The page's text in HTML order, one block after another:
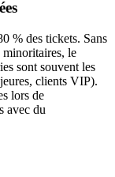
% des tickets. Sans
minoritaires, le
sont souvent les
clients VIP).
lors de
avec du